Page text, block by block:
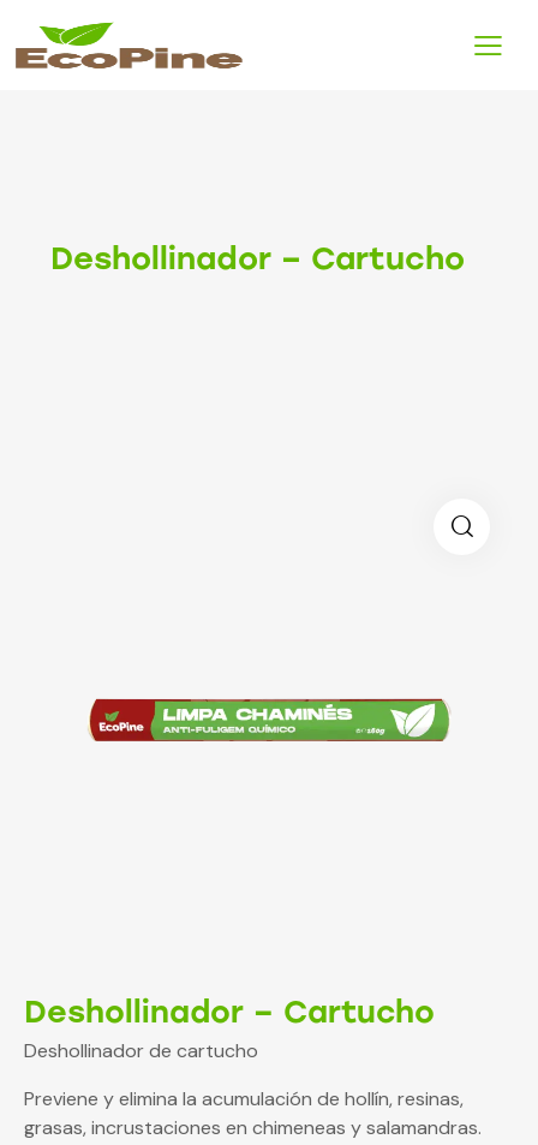
Deshollinador – Cartucho
Deshollinador – Cartucho
Deshollinador de cartucho
Previene y elimina la acumulación de hollín, resinas,
grasas, incrustaciones en chimeneas y salamandras.